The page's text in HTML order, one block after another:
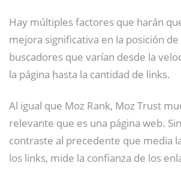
Hay múltiples factores que harán
mejora significativa en la posición
buscadores que varían desde la
la página hasta la cantidad de links.
Al igual que Moz Rank, Moz Trust
relevante que es una página web.
contraste al precedente que media
los links, mide la confianza de los